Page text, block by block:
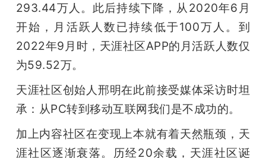
293.44万人。此后持续下降，从2020年6月
开始，月活跃人数已持续低于100万人。到
2022年9月时，天涯社区APP的月活跃人数仅
为59.52万。
天涯社区创始人邢明在此前接受媒体采访时坦
承：从PC转到移动互联网我们是不成功的。
加上内容社区在变现上本就有着天然瓶颈，天
涯社区逐渐衰落。历经20余载，天涯社区诞